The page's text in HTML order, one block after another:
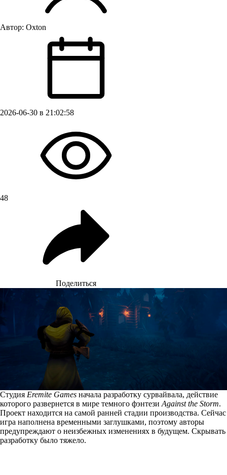
Автор: Oxton
2026-06-30 в 21:02:58
48
Поделиться
Студия Eremite Games начала разработку сурвайвала, действие
которого развернется в мире темного фэнтези Against the Storm.
Проект находится на самой ранней стадии производства. Сейчас
игра наполнена временными заглушками, поэтому авторы
предупреждают о неизбежных изменениях в будущем. Скрывать
разработку было тяжело.